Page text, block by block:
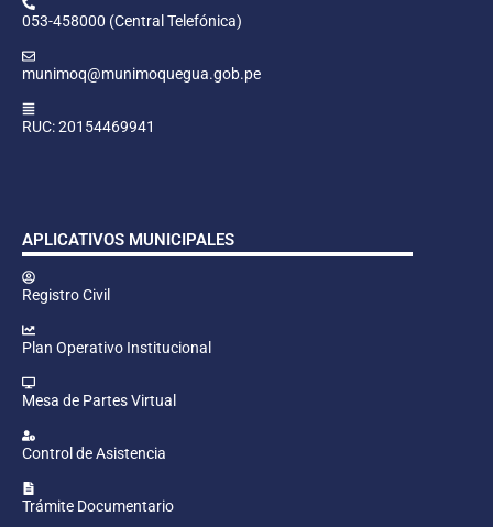
053-458000 (Central Telefónica)
munimoq@munimoquegua.gob.pe
RUC: 20154469941
APLICATIVOS MUNICIPALES
Registro Civil
Plan Operativo Institucional
Mesa de Partes Virtual
Control de Asistencia
Trámite Documentario